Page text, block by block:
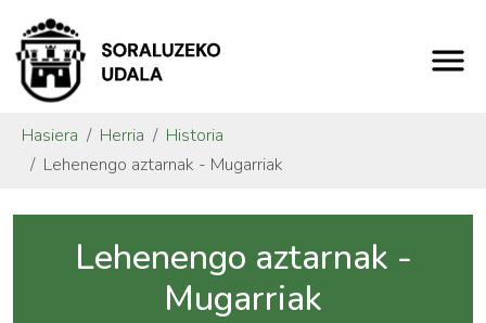
Hasiera Herria
Historia
Lehenengo aztarnak - Mugarriak
Lehenengo aztarnak -
Mugarriak